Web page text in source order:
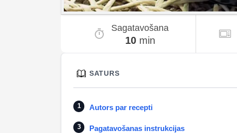
Sagatavošana
10min
SATURS
Autors par recepti
Pagatavošanas instrukcijas